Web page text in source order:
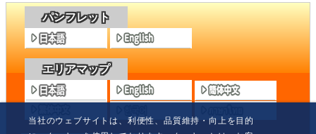
パンフレット
エリアマップ
当社のウェブサイトは、利便性、品質維持・向上を目的